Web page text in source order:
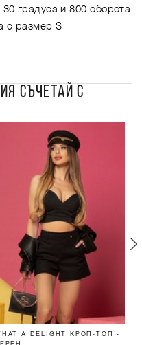
градуса и 800 оборота
с размер S
СЪЧЕТАЙ С
A DELIGHT КРОП-ТОП -